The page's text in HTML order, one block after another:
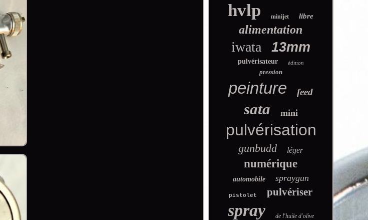
hvlp minijet libre
alimentation
iwata 13mm
pulvérisateur édition
pression
peinture feed
sata mini
pulvérisation
gunbudd léger
numérique
automobile spraygun
pistolet pulvériser
spray de l'huile d'olive